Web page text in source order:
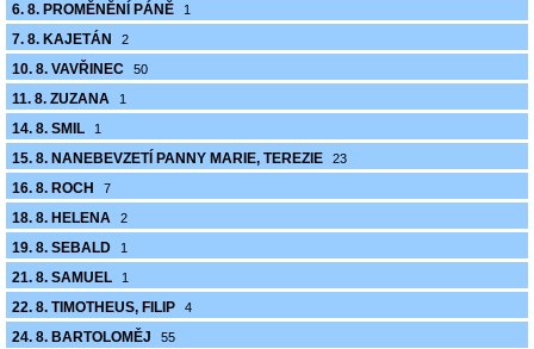
6. 8. PROMĚNĚNÍ PÁNĚ 1
7. 8. KAJETÁN 2
10. 8. VAVŘINEC 50
11. 8. ZUZANA 1
14. 8. SMIL 1
15. 8. NANEBEVZETÍ PANNY MARIE, TEREZIE 23
16. 8. ROCH 7
18. 8. HELENA 2
19. 8. SEBALD 1
21. 8. SAMUEL 1
22. 8. TIMOTHEUS, FILIP 4
24. 8. BARTOLOMĚJ 55